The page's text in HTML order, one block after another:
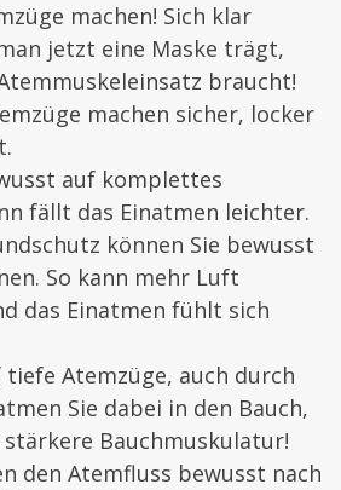
machen! Sich klar
jetzt eine Maske trägt,
braucht!
machen sicher, locker
auf komplettes
fällt das Einatmen leichter.
können Sie bewusst
So kann mehr Luft
das Einatmen fühlt sich
tiefe Atemzüge, auch durch
Sie dabei in den Bauch,
stärkere Bauchmuskulatur!
den Atemfluss bewusst nach